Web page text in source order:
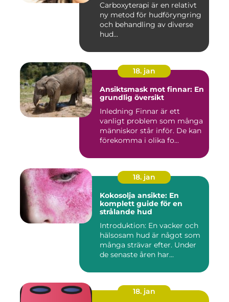
Carboxyterapi är en relativt
ny metod för hudföryngring
och behandling av diverse
hud...
18. jan
Ansiktsmask mot finnar: En
grundlig översikt
Inledning Finnar är ett
vanligt problem som många
människor står inför. De kan
förekomma i olika fo...
18. jan
Kokosolja ansikte: En
komplett guide för en
strålande hud
Introduktion: En vacker och
hälsosam hud är något som
många strävar efter. Under
de senaste åren har...
18. jan